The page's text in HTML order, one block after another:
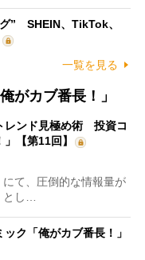
” SHEIN、TikTok、
一覧を見る
がカブ番長！」
レンド見極め術 投資コ
【第11回】
て、圧倒的な情報量が
とし…
ク「俺がカブ番長！」